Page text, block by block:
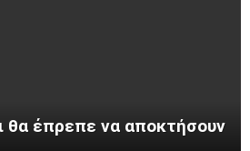
θα έπρεπε να αποκτήσουν